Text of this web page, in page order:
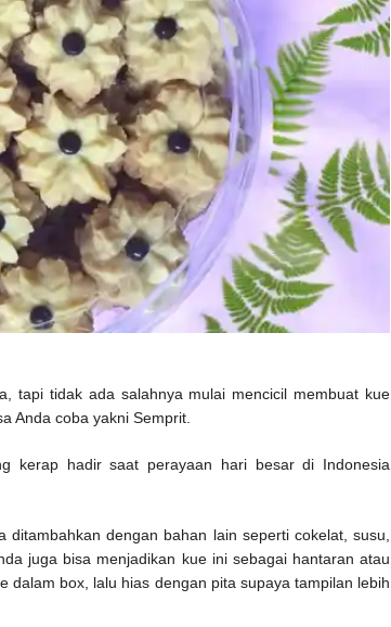
tapi tidak ada salahnya mulai mencicil membuat kue
Anda coba yakni Semprit.
kerap hadir saat perayaan hari besar di Indonesia
dengan bahan lain seperti cokelat, susu,
juga bisa menjadikan kue ini sebagai hantaran atau
dalam box, lalu hias dengan pita supaya tampilan lebih